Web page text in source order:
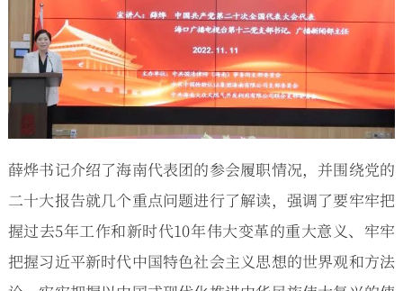
薛烨书记介绍了海南代表团的参会履职情况，并围绕党的
二十大报告就几个重点问题进行了解读，强调了要牢牢把
握过去5年工作和新时代10年伟大变革的重大意义、牢牢
把握习近平新时代中国特色社会主义思想的世界观和方法